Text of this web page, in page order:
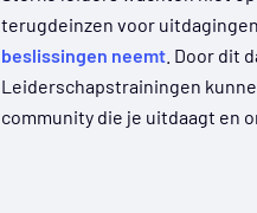
terugdeinzen voor
beslissingen neemt . Door dit
Leiderschapstrainingen
community die je uitdaagt en